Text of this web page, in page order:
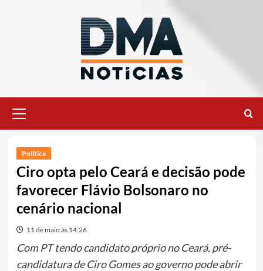
principal
Política
Ciro opta pelo Ceará e decisão pode
favorecer Flávio Bolsonaro no
cenário nacional
11 de maio às 14:26
Com PT tendo candidato próprio no Ceará, pré-
candidatura de Ciro Gomes ao governo pode abrir